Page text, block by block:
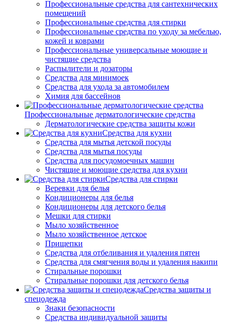
Профессиональные средства для сантехнических
помещений
Профессиональные средства для стирки
Профессиональные средства по уходу за мебелью,
кожей и коврами
Профессиональные универсальные моющие и
чистящие средства
Распылители и дозаторы
Средства для минимоек
Средства для ухода за автомобилем
Химия для бассейнов
Профессиональные дерматологические средства
Дерматологические средства защиты кожи
Средства для кухни
Средства для мытья детской посуды
Средства для мытья посуды
Средства для посудомоечных машин
Чистящие и моющие средства для кухни
Средства для стирки
Веревки для белья
Кондиционеры для белья
Кондиционеры для детского белья
Мешки для стирки
Мыло хозяйственное
Мыло хозяйственное детское
Прищепки
Средства для отбеливания и удаления пятен
Средства для смягчения воды и удаления накипи
Стиральные порошки
Стиральные порошки для детского белья
Средства защиты и
спецодежда
Знаки безопасности
Средства индивидуальной защиты